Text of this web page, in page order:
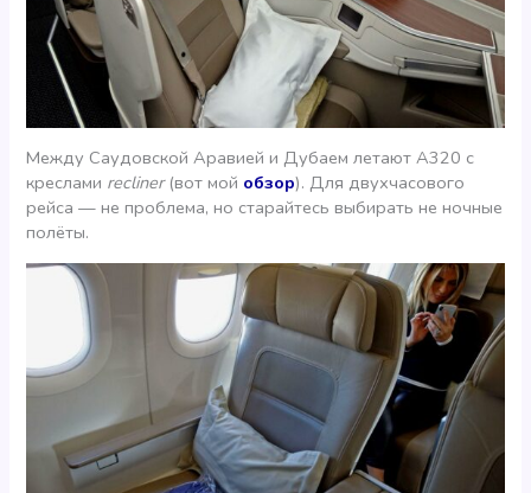
Между Саудовской Аравией и Дубаем летают А320 с
креслами recliner(вот мой обзор). Для двухчасового
рейса — не проблема, но старайтесь выбирать не ночные
полёты.